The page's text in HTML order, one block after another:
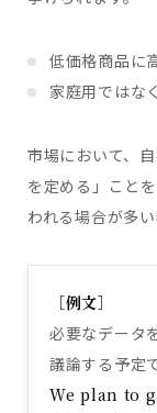
低価格商品に
家庭用ではな
市場において、
を定める」こと
われる場合が多い
［例文］
必要なデータ
議論する予定
We plan to